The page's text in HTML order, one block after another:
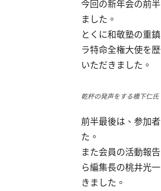
今回の新年会の前
ました。
とくに和敬塾の重
ラ特命全権大使を
いただきました。
乾杯の発声をする橋下仁氏
前半最後は、参加
た。
また会員の活動報
ら編集長の桃井光
きました。